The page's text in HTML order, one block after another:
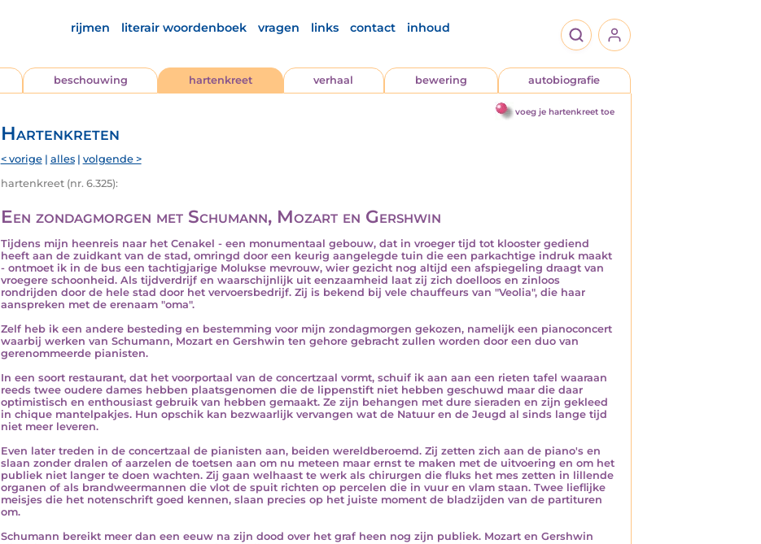
rijmen literair woordenboek vragen links contact inhoud
beschouwing hartenkreet verhaal bewering autobiografie
voeg je hartenkreet toe
Hartenkreten
< vorige| alles| volgende >
hartenkreet (nr. 6.325):
Een zondagmorgen met Schumann, Mozart en Gershwin
Tijdens mijn heenreis naar het Cenakel - een monumentaal gebouw, dat in vroeger tijd tot klooster gediend
heeft aan de zuidkant van de stad, omringd door een keurig aangelegde tuin die een parkachtige indruk maakt
- ontmoet ik in de bus een tachtigjarige Molukse mevrouw, wier gezicht nog altijd een afspiegeling draagt van
vroegere schoonheid. Als tijdverdrijf en waarschijnlijk uit eenzaamheid laat zij zich doelloos en zinloos
rondrijden door de hele stad door het vervoersbedrijf. Zij is bekend bij vele chauffeurs van "Veolia", die haar
aanspreken met de erenaam "oma".
Zelf heb ik een andere besteding en bestemming voor mijn zondagmorgen gekozen, namelijk een pianoconcert
waarbij werken van Schumann, Mozart en Gershwin ten gehore gebracht zullen worden door een duo van
gerenommeerde pianisten.
In een soort restaurant, dat het voorportaal van de concertzaal vormt, schuif ik aan aan een rieten tafel waaraan
reeds twee oudere dames hebben plaatsgenomen die de lippenstift niet hebben geschuwd maar die daar
optimistisch en enthousiast gebruik van hebben gemaakt. Ze zijn behangen met dure sieraden en zijn gekleed
in chique mantelpakjes. Hun opschik kan bezwaarlijk vervangen wat de Natuur en de Jeugd al sinds lange tijd
niet meer leveren.
Even later treden in de concertzaal de pianisten aan, beiden wereldberoemd. Zij zetten zich aan de piano's en
slaan zonder dralen of aarzelen de toetsen aan om nu meteen maar ernst te maken met de uitvoering en om het
publiek niet langer te doen wachten. Zij gaan welhaast te werk als chirurgen die fluks het mes zetten in lillende
organen of als brandweermannen die vlot de spuit richten op percelen die in vuur en vlam staan. Twee lieflijke
meisjes die het notenschrift goed kennen, slaan precies op het juiste moment de bladzijden van de partituren
om.
Schumann bereikt meer dan een eeuw na zijn dood over het graf heen nog zijn publiek. Mozart en Gershwin